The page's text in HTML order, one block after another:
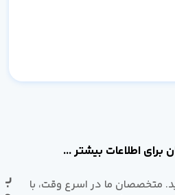
برای اطلاعات بیشتر ...
متخصصان ما در اسرع وقت، با
با